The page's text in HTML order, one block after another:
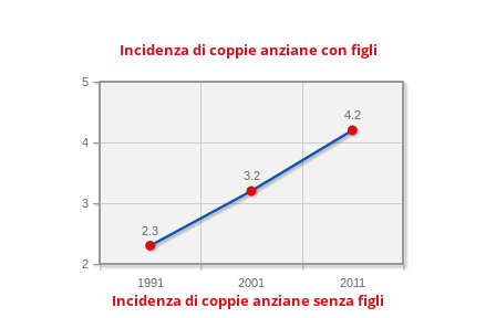
Incidenza di coppie anziane con figli
1991 2001 2011
2
3
4
5
4.2
3.2
2.3
Incidenza di coppie anziane senza figli